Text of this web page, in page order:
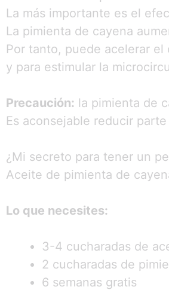
La más importante es el
La pimienta de cayena
Por tanto, puede acelerar
y para estimular la
Precaución: la pimienta de
Es aconsejable reducir
¿Mi secreto para tener un
Aceite de pimienta de
Lo que necesites:
3-4 cucharadas de
2 cucharadas de
6 semanas gratis